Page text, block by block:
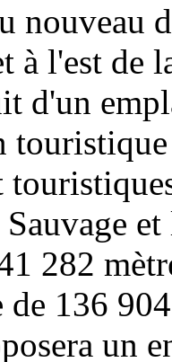
nouveau
à l'est de
d'un
282
136
un